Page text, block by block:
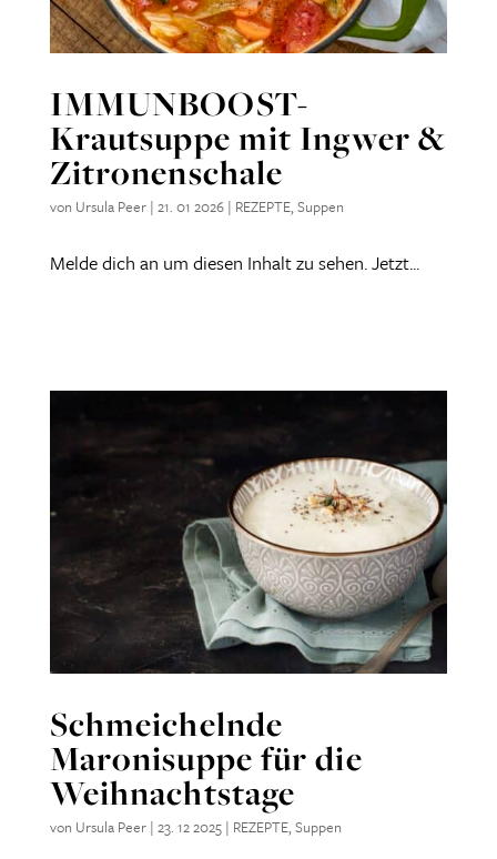
IMMUNBOOST-
Krautsuppe mit Ingwer &
Zitronenschale
von Ursula Peer| 21. 01 2026| REZEPTE,Suppen
Melde dich an um diesen Inhalt zu sehen. Jetzt...
Schmeichelnde
Maronisuppe für die
Weihnachtstage
von Ursula Peer| 23. 12 2025| REZEPTE, Suppen